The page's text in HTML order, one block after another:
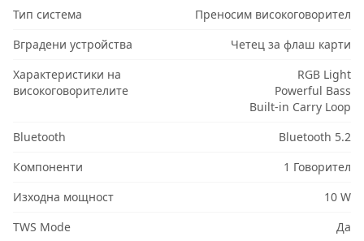
Тип система
Преносим високоговорител
Вградени устройства
Четец за флаш карти
Характеристики на
високоговорителите
RGB Light
Powerful Bass
Built-in Carry Loop
Bluetooth
Bluetooth 5.2
Компоненти
1 Говорител
Изходна мощност
10 W
TWS Mode
Да